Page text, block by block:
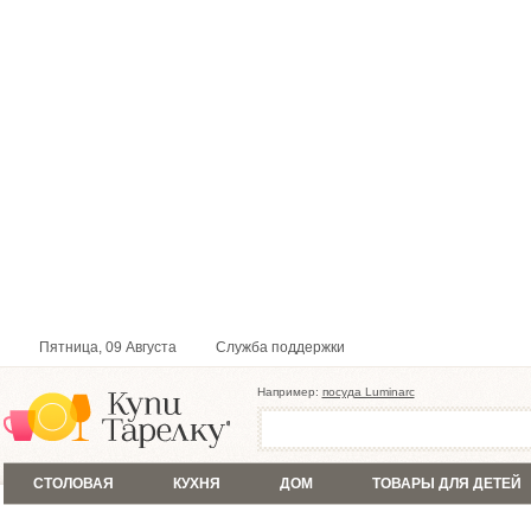
Пятница, 09 Августа Служба поддержки
Например: посуда Luminarc
СТОЛОВАЯ КУХНЯ ДОМ ТОВАРЫ ДЛЯ ДЕТЕЙ